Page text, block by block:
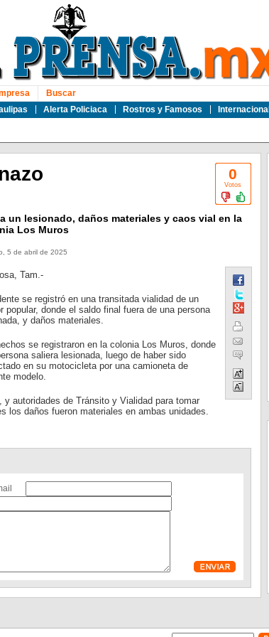
Alerta Policiaca Rostros y Famosos Internacional
Buscar
0
Votos
un lesionado, daños materiales y caos vial en la
Los Muros
5 de abril de 2025
Tam.-
se registró en una transitada vialidad de un
popular, donde el saldo final fuera de una persona
y daños materiales.
se registraron en la colonia Los Muros, donde
saliera lesionada, luego de haber sido
en su motocicleta por una camioneta de
modelo.
autoridades de Tránsito y Vialidad para tomar
los daños fueron materiales en ambas unidades.